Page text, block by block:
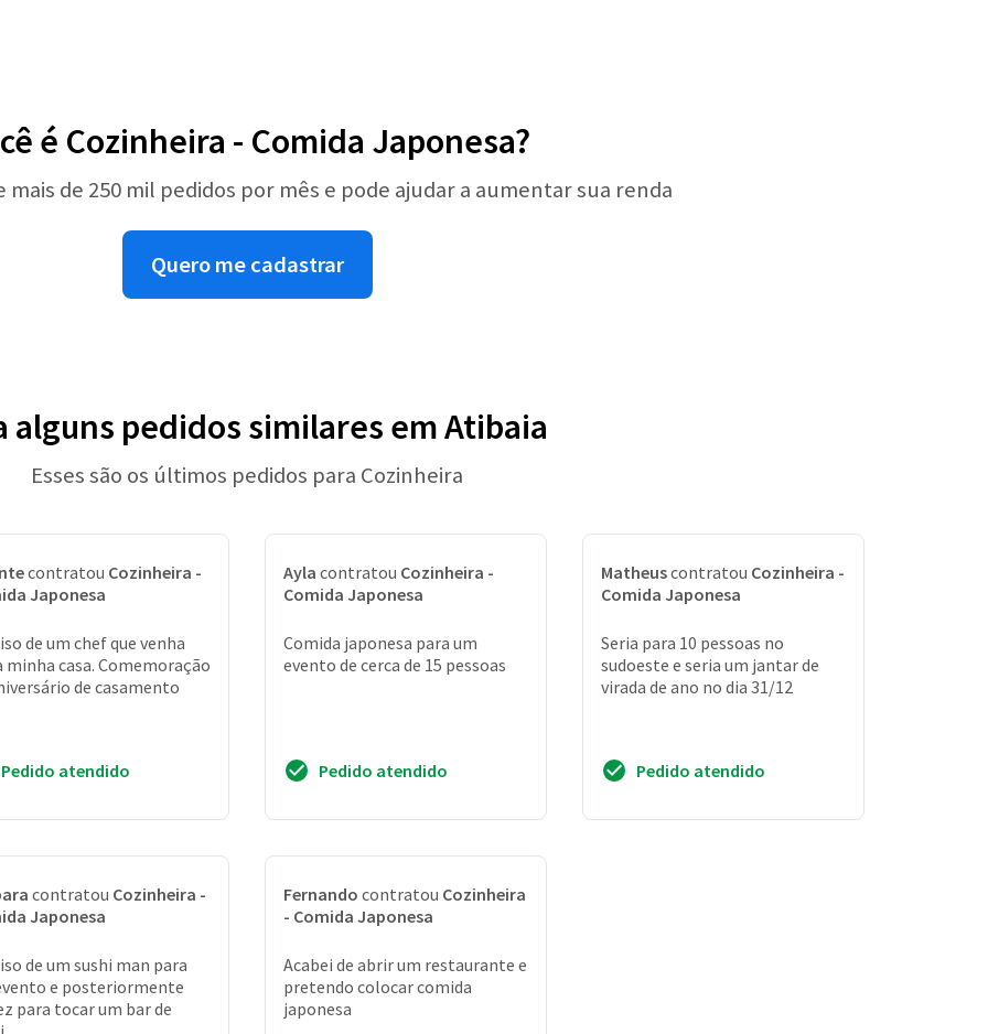
é Cozinheira - Comida Japonesa?
mais de 250 mil pedidos por mês e pode ajudar a aumentar sua renda
Quero me cadastrar
alguns pedidos similares em Atibaia
Esses são os últimos pedidos para Cozinheira
contratou Cozinheira -
Japonesa
de um chef que venha
minha casa. Comemoração
de casamento
Pedido atendido
Ayla contratou Cozinheira -
Comida Japonesa
Comida japonesa para um
evento de cerca de 15 pessoas
Pedido atendido
Matheuscontratou Cozinheira -
Comida Japonesa
Seria para 10 pessoas no
sudoeste e seria um jantar de
virada de ano no dia 31/12
Pedido atendido
contratou Cozinheira -
Japonesa
de um sushi man para
e posteriormente
para tocar um bar de
Fernando contratou Cozinheira
- Comida Japonesa
Acabei de abrir um restaurante e
pretendo colocar comida
japonesa